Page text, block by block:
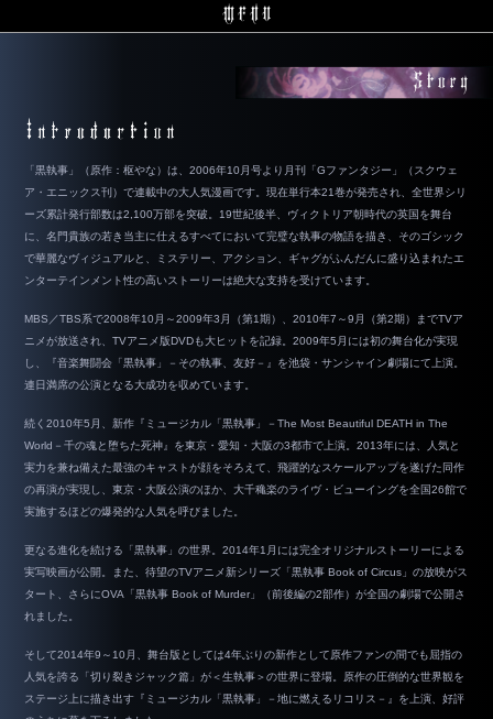
「黒執事」（原作：枢やな）は、2006年10月号より月刊「Gファンタジー」（スクウェ
ア・エニックス刊）で連載中の大人気漫画です。現在単行本21巻が発売され、全世界シリ
ーズ累計発行部数は2,100万部を突破。19世紀後半、ヴィクトリア朝時代の英国を舞台
に、名門貴族の若き当主に仕えるすべてにおいて完璧な執事の物語を描き、そのゴシック
で華麗なヴィジュアルと、ミステリー、アクション、ギャグがふんだんに盛り込まれたエ
ンターテインメント性の高いストーリーは絶大な支持を受けています。
MBS／TBS系で2008年10月～2009年3月（第1期）、2010年7～9月（第2期）までTVア
ニメが放送され、TVアニメ版DVDも大ヒットを記録。2009年5月には初の舞台化が実現
し、『音楽舞闘会「黒執事」－その執事、友好－』を池袋・サンシャイン劇場にて上演。
連日満席の公演となる大成功を収めています。
続く2010年5月、新作『ミュージカル「黒執事」－The Most Beautiful DEATH in The
World－千の魂と堕ちた死神』を東京・愛知・大阪の3都市で上演。2013年には、人気と
実力を兼ね備えた最強のキャストが顔をそろえて、飛躍的なスケールアップを遂げた同作
の再演が実現し、東京・大阪公演のほか、大千穐楽のライヴ・ビューイングを全国26館で
実施するほどの爆発的な人気を呼びました。
更なる進化を続ける「黒執事」の世界。2014年1月には完全オリジナルストーリーによる
実写映画が公開。また、待望のTVアニメ新シリーズ「黒執事 Book of Circus」の放映がス
タート、さらにOVA「黒執事 Book of Murder」（前後編の2部作）が全国の劇場で公開さ
れました。
そして2014年9～10月、舞台版としては4年ぶりの新作として原作ファンの間でも屈指の
人気を誇る「切り裂きジャック篇」が＜生執事＞の世界に登場。原作の圧倒的な世界観を
ステージ上に描き出す『ミュージカル「黒執事」－地に燃えるリコリス－』を上演、好評